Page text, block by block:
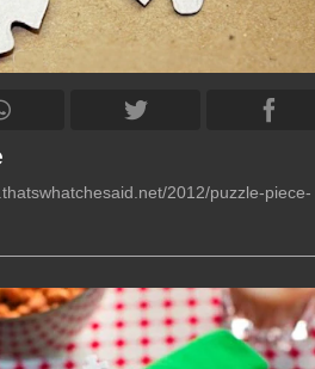
2012/puzzle-piece-